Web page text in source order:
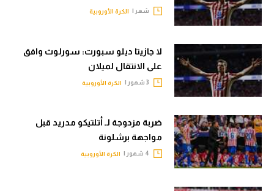
كرة طائرة
في المونديال
رياضة نسائية
أمريكا
ركن الألعاب
شهر | الكرة الأوروبية
لا جازيتا ديلو سبورت: سورلوث وافق
على الانتقال لميلان
الكرة الأوروبية
ضربة مزدوجة لـ أتلتيكو مدريد قبل
مواجهة برشلونة
الكرة الأوروبية